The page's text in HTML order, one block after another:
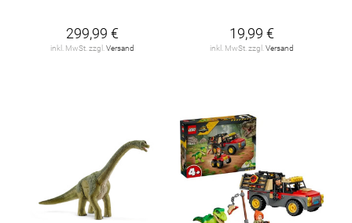
299,99 €
inkl. MwSt. zzgl. Versand
19,99 €
inkl. MwSt. zzgl. Versand